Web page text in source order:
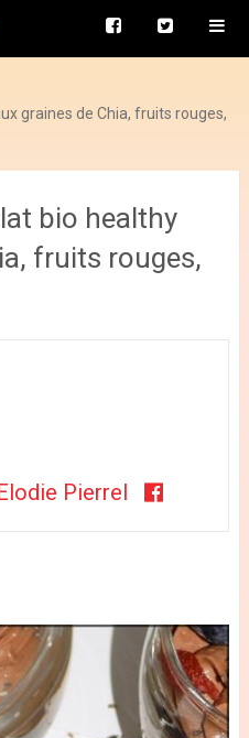
graines de Chia, fruits rouges,
bio healthy
fruits rouges,
Pierrel